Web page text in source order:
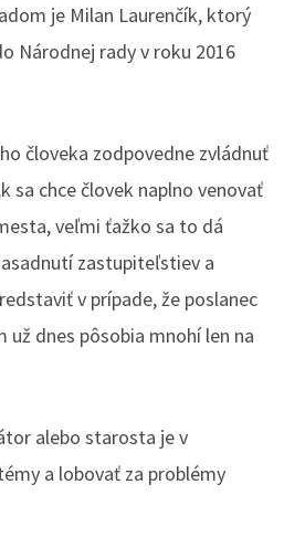
je Milan Laurenčík, ktorý
Národnej rady v roku 2016
človeka zodpovedne zvládnuť
sa chce človek naplno venovať
veľmi ťažko sa to dá
zastupiteľstiev a
v prípade, že poslanec
dnes pôsobia mnohí len na
alebo starosta je v
a lobovať za problémy